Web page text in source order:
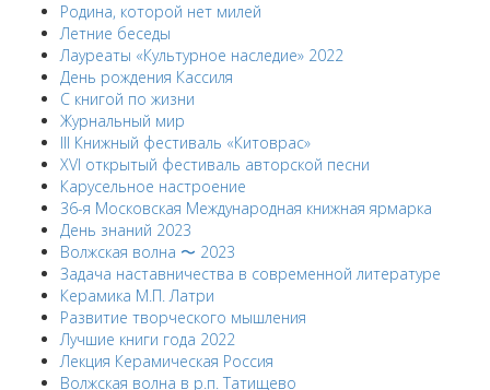
Родина, которой нет милей
Летние беседы
Лауреаты «Культурное наследие» 2022
День рождения Кассиля
С книгой по жизни
Журнальный мир
III Книжный фестиваль «Китоврас»
ХVI открытый фестиваль авторской песни
Карусельное настроение
36-я Московская Международная книжная ярмарка
День знаний 2023
Волжская волна 〜 2023
Задача наставничества в современной литературе
Керамика М.П. Латри
Развитие творческого мышления
Лучшие книги года 2022
Лекция Керамическая Россия
Волжская волна в р.п. Татищево